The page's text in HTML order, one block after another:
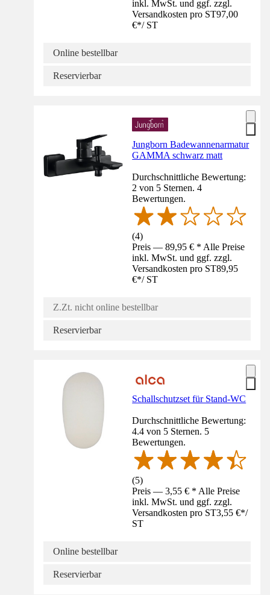
inkl. MwSt. und ggf. zzgl.
Versandkosten pro ST97,00
€*/ ST
Online bestellbar
Reservierbar
Jungborn Badewannenarmatur
GAMMA schwarz matt
Durchschnittliche Bewertung:
2 von 5 Sternen. 4
Bewertungen.
(4)
Preis — 89,95 € * Alle Preise
inkl. MwSt. und ggf. zzgl.
Versandkosten pro ST89,95
€*/ ST
Z.Zt. nicht online bestellbar
Reservierbar
Schallschutzset für Stand-WC
Durchschnittliche Bewertung:
4.4 von 5 Sternen. 5
Bewertungen.
(5)
Preis — 3,55 € * Alle Preise
inkl. MwSt. und ggf. zzgl.
Versandkosten pro ST3,55 €*/
ST
Online bestellbar
Reservierbar